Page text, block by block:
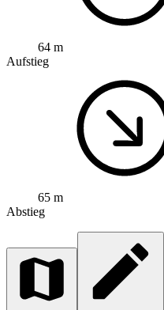
64 m
Aufstieg
65 m
Abstieg